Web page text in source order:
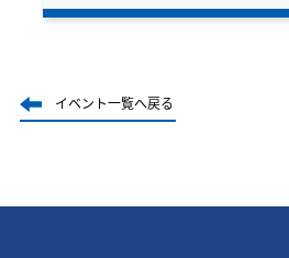
イベント一覧へ戻る